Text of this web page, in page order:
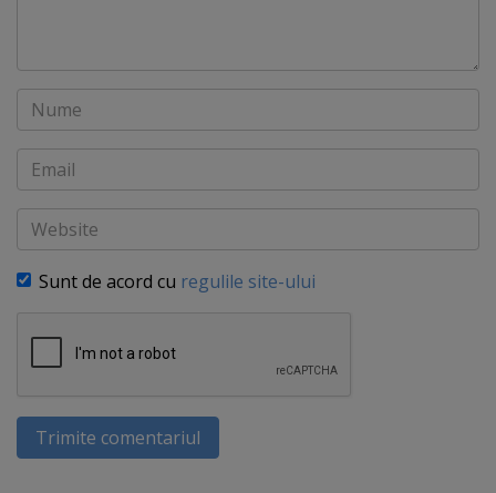
Nume
Email
Website
Sunt de acord cu regulile site-ului
Trimite comentariul